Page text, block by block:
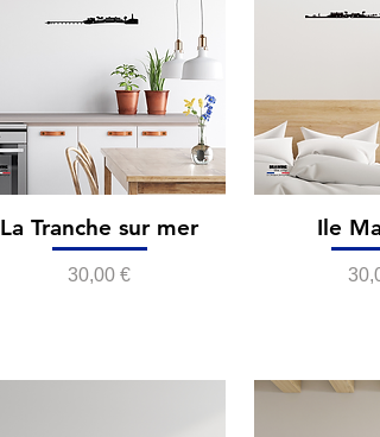
La Tranche sur mer
Prix
30,00 €
Ile
Prix